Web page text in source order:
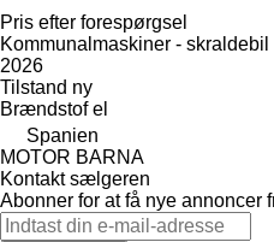
Pris efter forespørgsel
Kommunalmaskiner - skraldebil
2026
Tilstand ny
Brændstof el
Spanien
MOTOR BARNA
Kontakt sælgeren
Abonner for at få nye annoncer